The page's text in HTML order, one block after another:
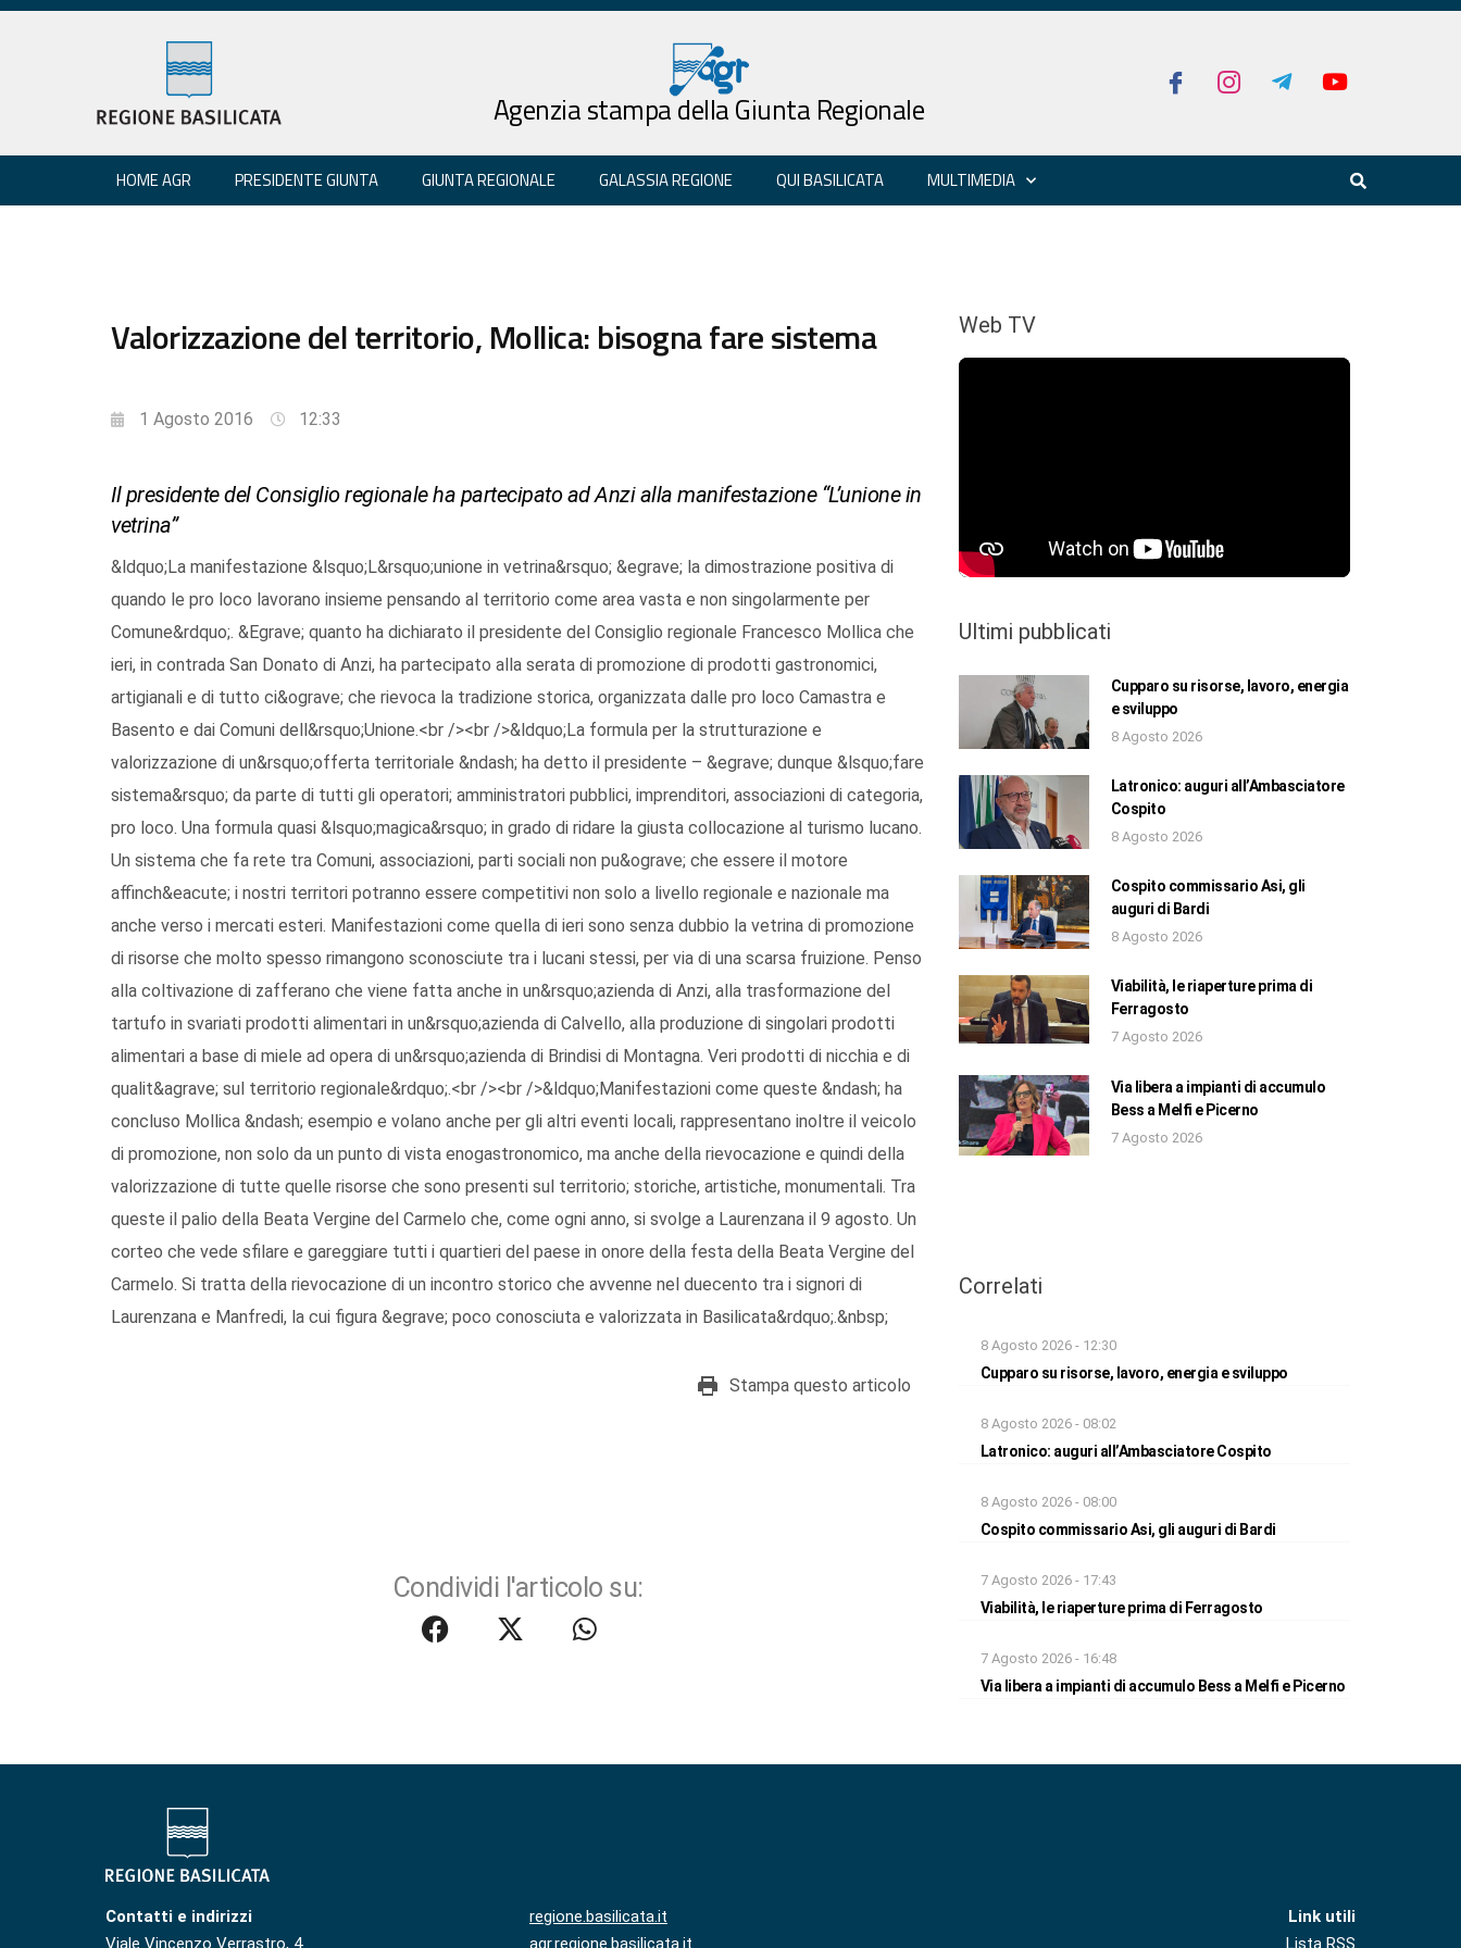
Agenzia stampa della Giunta Regionale
HOME AGR PRESIDENTE GIUNTA GIUNTA REGIONALE GALASSIA REGIONE QUI BASILICATA MULTIMEDIA
Valorizzazione del territorio, Mollica: bisogna fare sistema
1 Agosto 2016 12:33
Il presidente del Consiglio regionale ha partecipato ad Anzi alla manifestazione “L’unione in
vetrina”
&ldquo;La manifestazione &lsquo;L&rsquo;unione in vetrina&rsquo; &egrave; la dimostrazione positiva di
quando le pro loco lavorano insieme pensando al territorio come area vasta e non singolarmente per
Comune&rdquo;. &Egrave; quanto ha dichiarato il presidente del Consiglio regionale Francesco Mollica che
ieri, in contrada San Donato di Anzi, ha partecipato alla serata di promozione di prodotti gastronomici,
artigianali e di tutto ci&ograve; che rievoca la tradizione storica, organizzata dalle pro loco Camastra e
Basento e dai Comuni dell&rsquo;Unione.<br /><br />&ldquo;La formula per la strutturazione e
valorizzazione di un&rsquo;offerta territoriale &ndash; ha detto il presidente – &egrave; dunque &lsquo;fare
sistema&rsquo; da parte di tutti gli operatori; amministratori pubblici, imprenditori, associazioni di categoria,
pro loco. Una formula quasi &lsquo;magica&rsquo; in grado di ridare la giusta collocazione al turismo lucano.
Un sistema che fa rete tra Comuni, associazioni, parti sociali non pu&ograve; che essere il motore
affinch&eacute; i nostri territori potranno essere competitivi non solo a livello regionale e nazionale ma
anche verso i mercati esteri. Manifestazioni come quella di ieri sono senza dubbio la vetrina di promozione
di risorse che molto spesso rimangono sconosciute tra i lucani stessi, per via di una scarsa fruizione. Penso
alla coltivazione di zafferano che viene fatta anche in un&rsquo;azienda di Anzi, alla trasformazione del
tartufo in svariati prodotti alimentari in un&rsquo;azienda di Calvello, alla produzione di singolari prodotti
alimentari a base di miele ad opera di un&rsquo;azienda di Brindisi di Montagna. Veri prodotti di nicchia e di
qualit&agrave; sul territorio regionale&rdquo;.<br /><br />&ldquo;Manifestazioni come queste &ndash; ha
concluso Mollica &ndash; esempio e volano anche per gli altri eventi locali, rappresentano inoltre il veicolo
di promozione, non solo da un punto di vista enogastronomico, ma anche della rievocazione e quindi della
valorizzazione di tutte quelle risorse che sono presenti sul territorio; storiche, artistiche, monumentali. Tra
queste il palio della Beata Vergine del Carmelo che, come ogni anno, si svolge a Laurenzana il 9 agosto. Un
corteo che vede sfilare e gareggiare tutti i quartieri del paese in onore della festa della Beata Vergine del
Carmelo. Si tratta della rievocazione di un incontro storico che avvenne nel duecento tra i signori di
Laurenzana e Manfredi, la cui figura &egrave; poco conosciuta e valorizzata in Basilicata&rdquo;.&nbsp;
Stampa questo articolo
Condividi l'articolo su:
Web TV
Ultimi pubblicati
Cupparo su risorse, lavoro, energia
e sviluppo
8 Agosto 2026
Latronico: auguri all’Ambasciatore
Cospito
8 Agosto 2026
Cospito commissario Asi, gli
auguri di Bardi
8 Agosto 2026
Viabilità, le riaperture prima di
Ferragosto
7 Agosto 2026
Via libera a impianti di accumulo
Bess a Melfi e Picerno
7 Agosto 2026
Correlati
8 Agosto 2026 - 12:30
Cupparo su risorse, lavoro, energia e sviluppo
8 Agosto 2026 - 08:02
Latronico: auguri all’Ambasciatore Cospito
8 Agosto 2026 - 08:00
Cospito commissario Asi, gli auguri di Bardi
7 Agosto 2026 - 17:43
Viabilità, le riaperture prima di Ferragosto
7 Agosto 2026 - 16:48
Via libera a impianti di accumulo Bess a Melfi e Picerno
Contatti e indirizzi
Viale Vincenzo Verrastro, 4
regione.basilicata.it
agr.regione.basilicata.it
Link utili
Lista RSS